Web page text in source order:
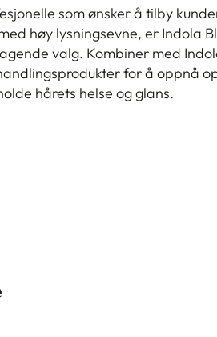
som ønsker å tilby
høy lysningsevne, er Indola
valg. Kombiner med
for å oppnå
hårets helse og glans.